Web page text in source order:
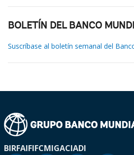
BOLETÍN DEL BANCO
Suscríbase al boletín semanal del
BIRFAIFIFCMIGACIADI